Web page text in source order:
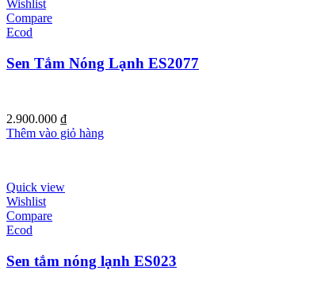
Wishlist
Compare
Ecod
Sen Tắm Nóng Lạnh ES2077
2.900.000 ₫
Thêm vào giỏ hàng
Quick view
Wishlist
Compare
Ecod
Sen tắm nóng lạnh ES023